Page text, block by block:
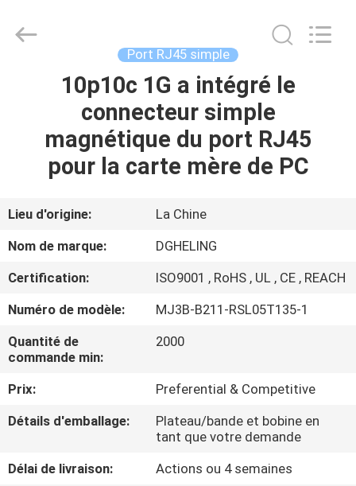
MAISON
PRODUITS
SUJET
DE
NOUS
VISITE
D'USINE
CONTRÔLE
DE
Ltd..
Port RJ45 simple
10p10c 1G a intégré le
connecteur simple
magnétique du port RJ45
pour la carte mère de PC
Lieu d'origine:
La Chine
Nom de marque:
DGHELING
Certification:
ISO9001 , RoHS , UL , CE , REACH
Numéro de modèle:
MJ3B-B211-RSL05T135-1
Quantité de
commande min:
2000
Prix:
Preferential & Competitive
Détails d'emballage:
Plateau/bande et bobine en
tant que votre demande
Délai de livraison:
Actions ou 4 semaines